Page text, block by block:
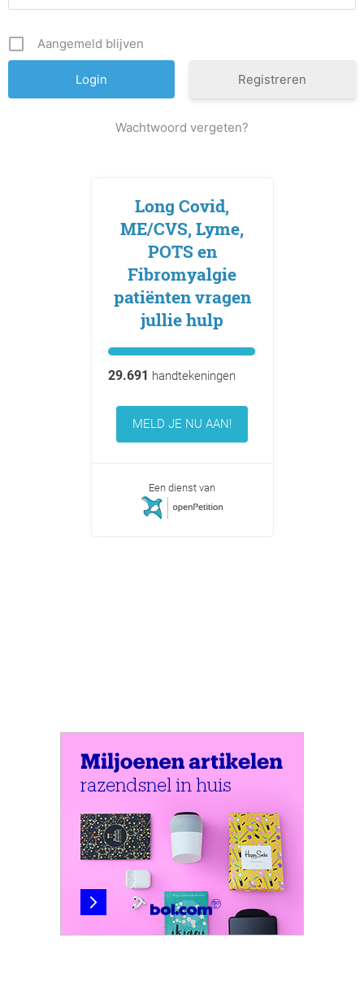
Aangemeld blijven
Registreren
Wachtwoord vergeten?
Long Covid,
ME/CVS, Lyme,
POTS en
Fibromyalgie
patiënten vragen
jullie hulp
29.691 handtekeningen
MELD JE NU AAN!
Een dienst van